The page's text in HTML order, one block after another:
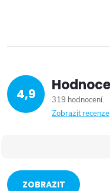
4,9
319 hodnocení
Zobrazit recenze
ZOBRAZIT